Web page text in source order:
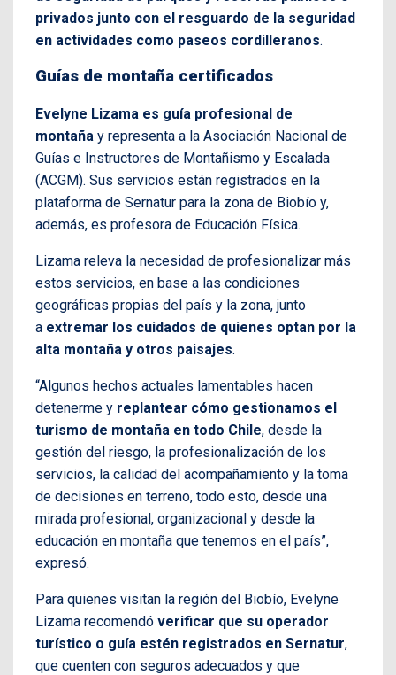
privados junto con el resguardo de la seguridad
en actividades como paseos cordilleranos.
Guías de montaña certificados
Evelyne Lizama es guía profesional de
montaña y representa a la Asociación Nacional de
Guías e Instructores de Montañismo y Escalada
(ACGM). Sus servicios están registrados en la
plataforma de Sernatur para la zona de Biobío y,
además, es profesora de Educación Física.
Lizama releva la necesidad de profesionalizar más
estos servicios, en base a las condiciones
geográficas propias del país y la zona, junto
a extremar los cuidados de quienes optan por la
alta montaña y otros paisajes.
“Algunos hechos actuales lamentables hacen
detenerme y replantear cómo gestionamos el
turismo de montaña en todo Chile, desde la
gestión del riesgo, la profesionalización de los
servicios, la calidad del acompañamiento y la toma
de decisiones en terreno, todo esto, desde una
mirada profesional, organizacional y desde la
educación en montaña que tenemos en el país”,
expresó.
Para quienes visitan la región del Biobío, Evelyne
Lizama recomendó verificar que su operador
turístico o guía estén registrados en Sernatur,
que cuenten con seguros adecuados y que